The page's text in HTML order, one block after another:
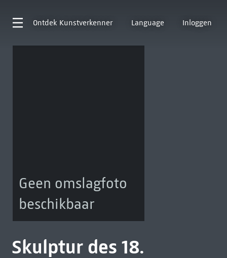
Ontdek Kunstverkenner Language Inloggen
Geen omslagfoto
beschikbaar
Skulptur des 18.